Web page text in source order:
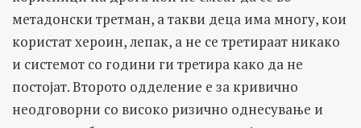
метадонски третман, а такви деца има многу, кои
користат хероин, лепак, а не се третираат никако
и системот со години ги третира како да не
постојат. Второто одделение е за кривично
неодговорни со високо ризично однесување и